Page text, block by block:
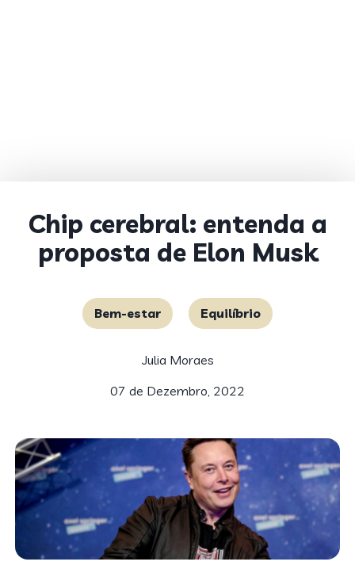
Chip cerebral: entenda a
proposta de Elon Musk
Bem-estar Equilíbrio
Julia Moraes
07 de Dezembro, 2022